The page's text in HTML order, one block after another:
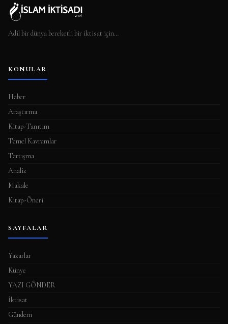
Adil bir dünya bereketli bir iktisat için…
KONULAR
Haber
Araştırma
Kitap-Tanıtım
Temel Kavramlar
Tartışma
Analiz
Makale
Kitap-Öneri
SAYFALAR
Yazarlar
Künye
YAZI GÖNDER
İktisat
Gündem